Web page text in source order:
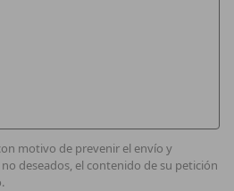
motivo de prevenir el envío y
deseados, el contenido de su petición